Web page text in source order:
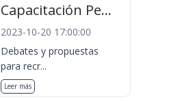
Capacitación Pe...
2023-10-20 17:00:00
Debates y propuestas
para recr...
Leer más